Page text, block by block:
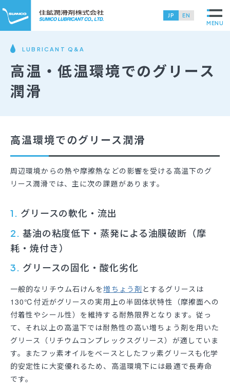
JP
EN
MENU
LUBRICANT Q&A
高温・低温環境でのグリース
潤滑
高温環境でのグリース潤滑
周辺環境からの熱や摩擦熱などの影響を受ける高温下のグ
リース潤滑では、主に次の課題があります。
1. グリースの軟化・流出
2. 基油の粘度低下・蒸発による油膜破断（摩
耗・焼付き）
3. グリースの固化・酸化劣化
一般的なリチウム石けんを増ちょう剤 とするグリースは
130℃付近がグリースの実用上の半固体状特性（摩擦面への
付着性やシール性）を維持する耐熱限界となります。従っ
て、それ以上の高温下では耐熱性の高い増ちょう剤を用いた
グリース（リチウムコンプレックスグリース）が適していま
す。またフッ素オイルをベースとしたフッ素グリースも化学
的安定性に大変優れるため、高温環境下には最適で長寿命
です。